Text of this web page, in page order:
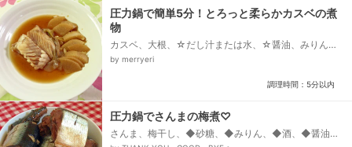
圧力鍋で簡単5分！とろっと柔らかカスベの煮
物
カスベ、大根、☆だし汁または水、☆醤油、みりん、
酒、砂糖、生姜
by merryeri
調理時間：5分以内
圧力鍋でさんまの梅煮♡
さんま、梅干し、◆砂糖、◆みりん、◆酒、◆醤油、